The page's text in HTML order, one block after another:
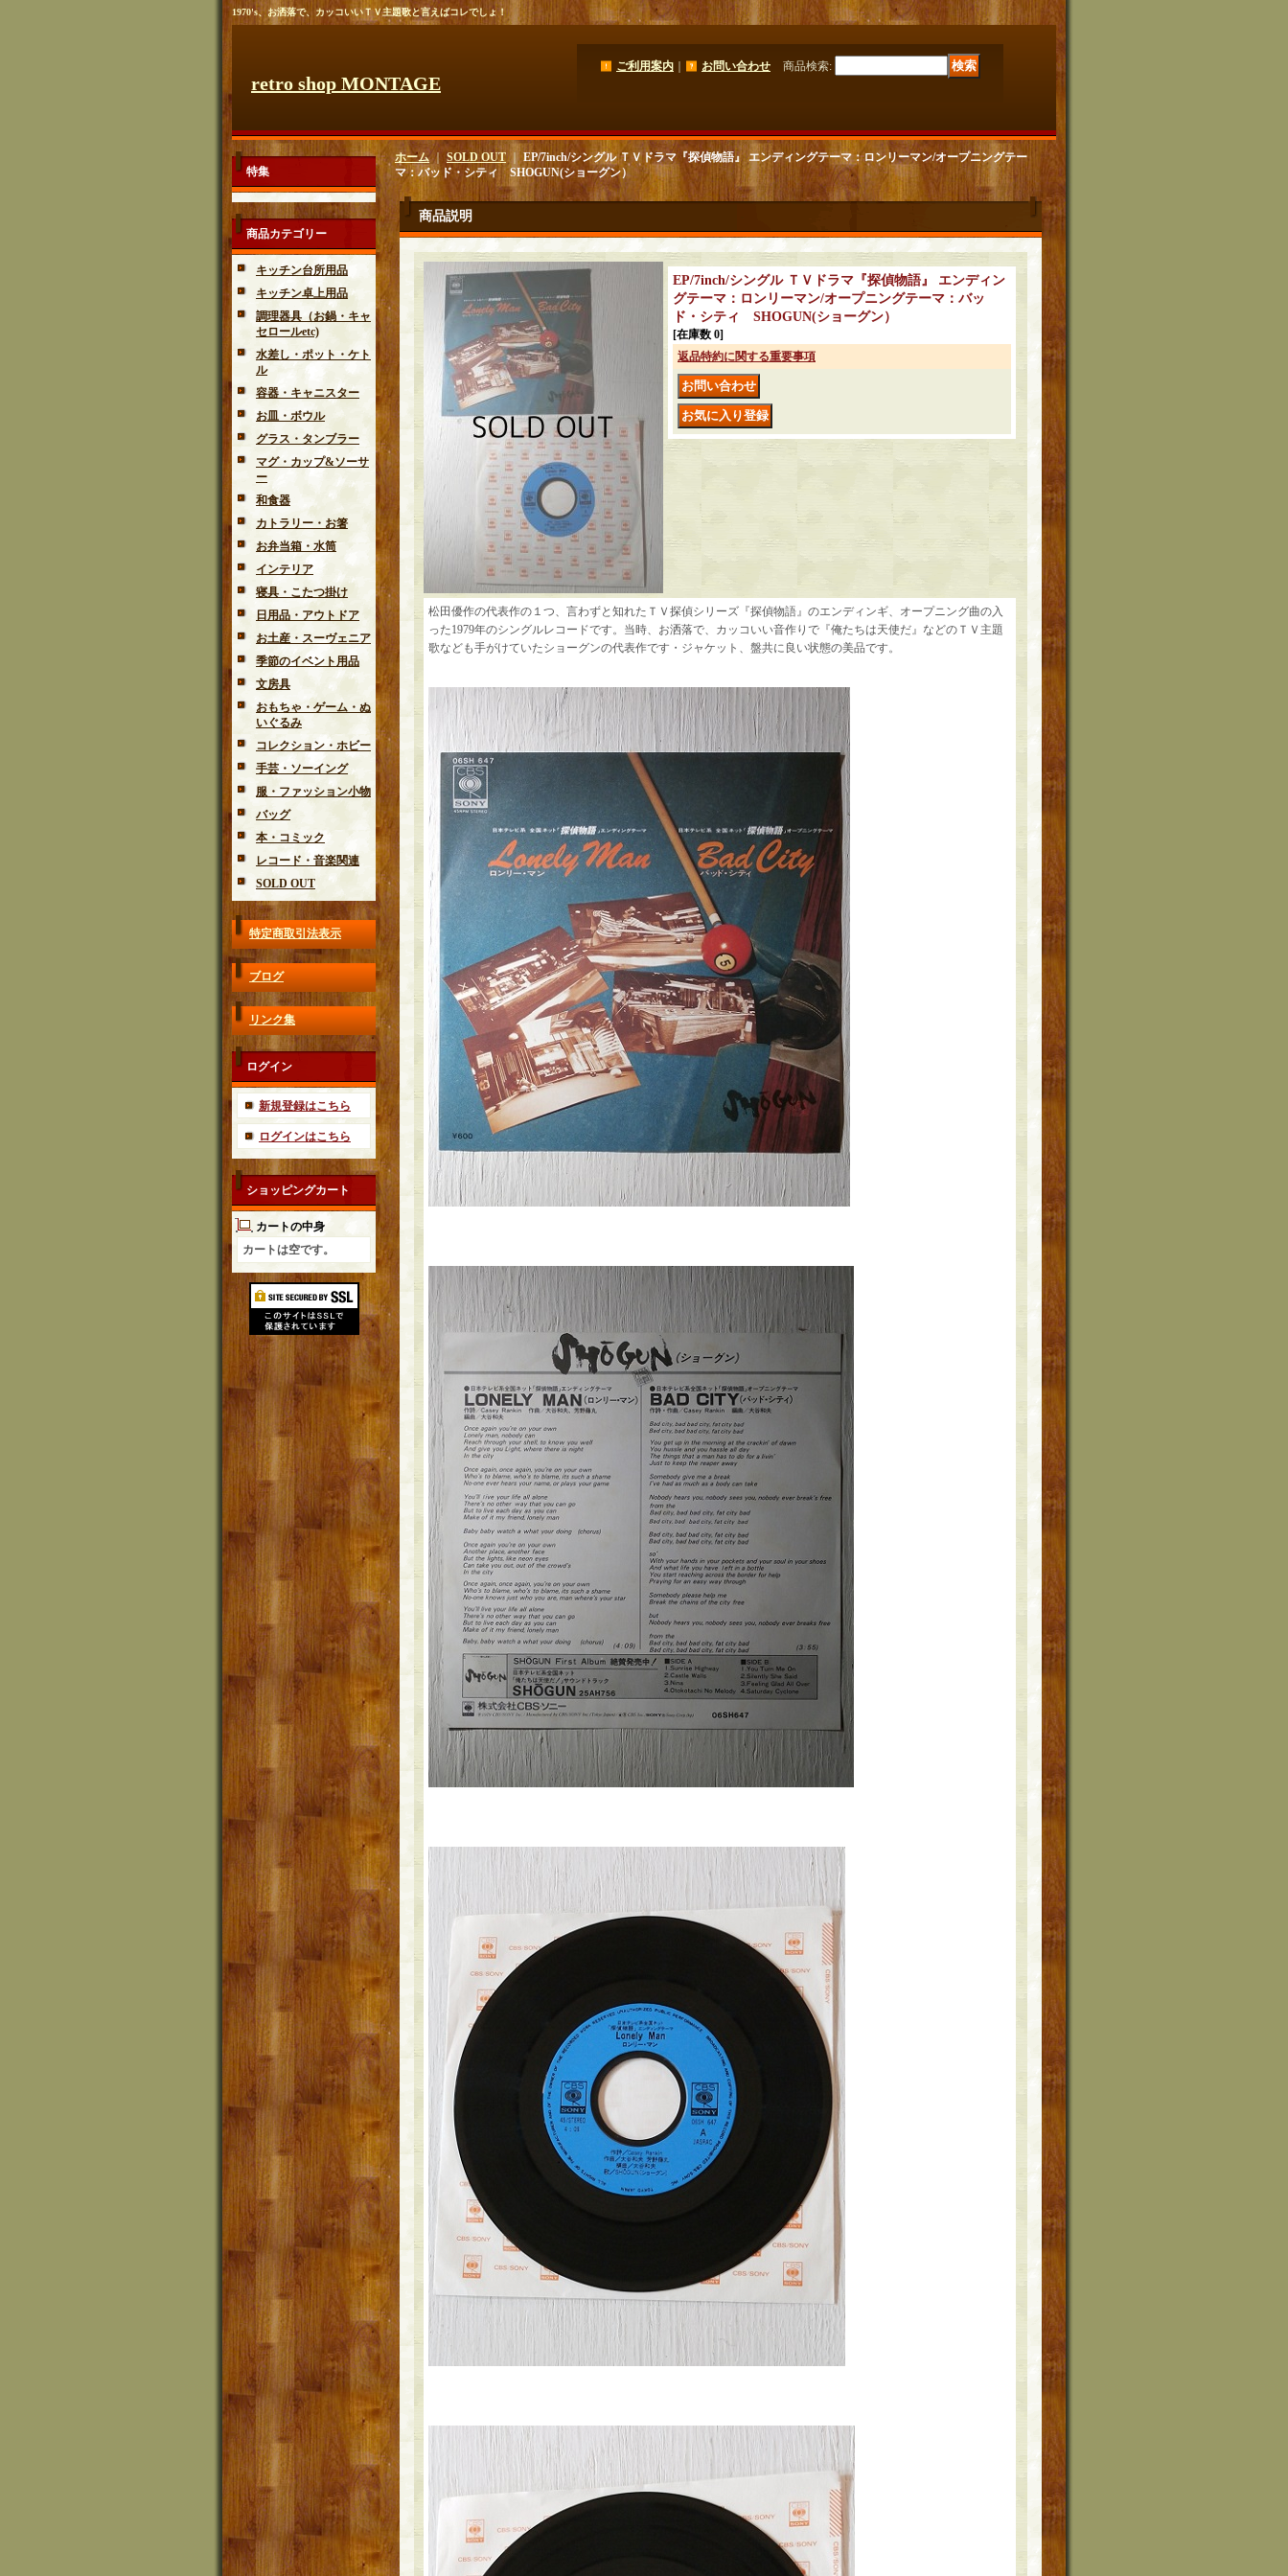
1970's、お洒落で、カッコいいＴＶ主題歌と言えばコレでしょ！
retro shop MONTAGE
ご利用案内 お問い合わせ 商品検索:
特集
商品カテゴリー
キッチン台所用品
キッチン卓上用品
調理器具（お鍋・キャ
セロールetc)
水差し・ポット・ケト
ル
容器・キャニスター
お皿・ボウル
グラス・タンブラー
マグ・カップ&ソーサ
ー
和食器
カトラリー・お箸
お弁当箱・水筒
インテリア
寝具・こたつ掛け
日用品・アウトドア
お土産・スーヴェニア
季節のイベント用品
文房具
おもちゃ・ゲーム・ぬ
いぐるみ
コレクション・ホビー
手芸・ソーイング
服・ファッション小物
バッグ
本・コミック
レコード・音楽関連
SOLD OUT
特定商取引法表示
ブログ
リンク集
ログイン
新規登録はこちら
ログインはこちら
ショッピングカート
カートの中身
カートは空です。
ホーム｜ SOLD OUT｜ EP/7inch/シングル ＴＶドラマ『探偵物語』 エンディングテーマ：ロンリーマン/オープニングテー
マ：バッド・シティ SHOGUN(ショーグン）
商品説明
EP/7inch/シングル ＴＶドラマ『探偵物語』 エンディン
グテーマ：ロンリーマン/オープニングテーマ：バッ
ド・シティ SHOGUN(ショーグン）
[在庫数 0]
返品特約に関する重要事項
松田優作の代表作の１つ、言わずと知れたＴＶ探偵シリーズ『探偵物語』のエンディンギ、オープニング曲の入
った1979年のシングルレコードです。当時、お洒落で、カッコいい音作りで『俺たちは天使だ』などのＴＶ主題
歌なども手がけていたショーグンの代表作です・ジャケット、盤共に良い状態の美品です。